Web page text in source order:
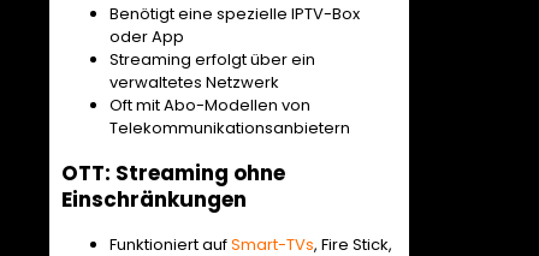
Benötigt eine spezielle IPTV-Box
oder App
Streaming erfolgt über ein
verwaltetes Netzwerk
Oft mit Abo-Modellen von
Telekommunikationsanbietern
OTT: Streaming ohne
Einschränkungen
Funktioniert aufSmart-TVs, Fire Stick,